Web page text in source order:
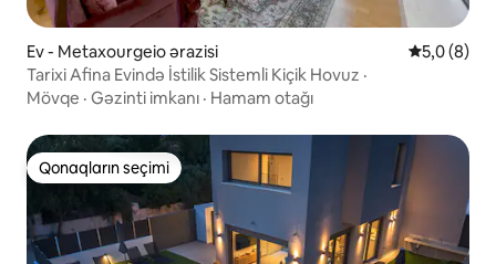
Ev - Metaxourgeio ərazisi Ortalama
5,0 (8)
Tarixi Afina Evində İstilik Sistemli Kiçik Hovuz ·
Mövqe · Gəzinti imkanı · Hamam otağı
Qonaqların seçimi
Qonaqların seçimi